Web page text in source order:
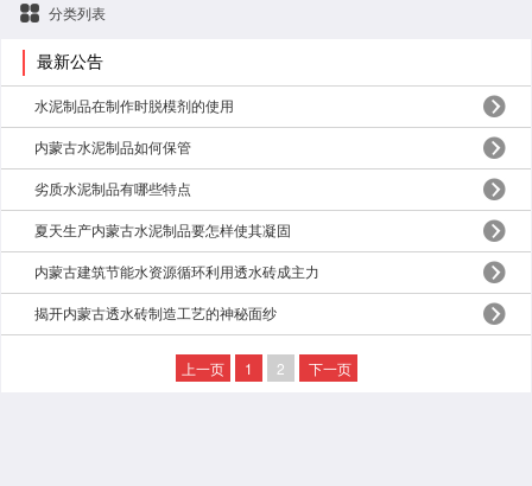
分类列表
最新公告
水泥制品在制作时脱模剂的使用
内蒙古水泥制品如何保管
劣质水泥制品有哪些特点
夏天生产内蒙古水泥制品要怎样使其凝固
内蒙古建筑节能水资源循环利用透水砖成主力
揭开内蒙古透水砖制造工艺的神秘面纱
上一页 1 2 下一页